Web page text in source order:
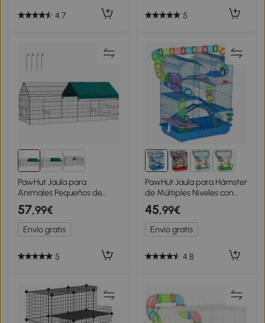
60x40x120 cm
4.7 5
PawHut Jaula para
Animales Pequeños de
Acero con Puertas y Tela
Superior para Conejos
Chinchillas Gallinas
185x75x75 cm Verde
57,99€
Envío gratis
5
PawHut Jaula para Hámster
de Múltiples Niveles con
Tubos Plataformas
Comedero Bebedero
Casita Rueda Escaleras
47x30x59 cm Azul
45,99€
Envío gratis
4.8